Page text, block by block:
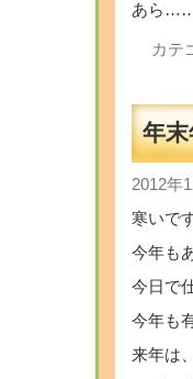
あら……
カテ
年
2012年
寒いで
今年も
今日で
今年も
来年は